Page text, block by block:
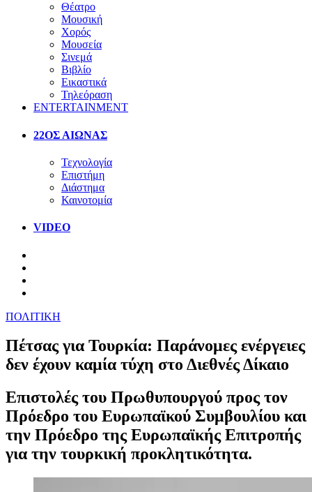
Θέατρο
Μουσική
Χορός
Μουσεία
Σινεμά
Βιβλίο
Εικαστικά
Τηλεόραση
ENTERTAINMENT
22ΟΣ ΑΙΩΝΑΣ
Τεχνολογία
Επιστήμη
Διάστημα
Καινοτομία
VIDEO
ΠΟΛΙΤΙΚΗ
Πέτσας για Τουρκία: Παράνομες ενέργειες
δεν έχουν καμία τύχη στο Διεθνές Δίκαιο
Επιστολές του Πρωθυπουργού προς τον
Πρόεδρο του Ευρωπαϊκού Συμβουλίου και
την Πρόεδρο της Ευρωπαϊκής Επιτροπής
για την τουρκική προκλητικότητα.